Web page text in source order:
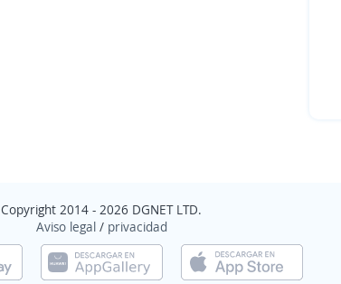
Copyright 2014 - 2026 DGNET LTD.
Aviso legal/ privacidad